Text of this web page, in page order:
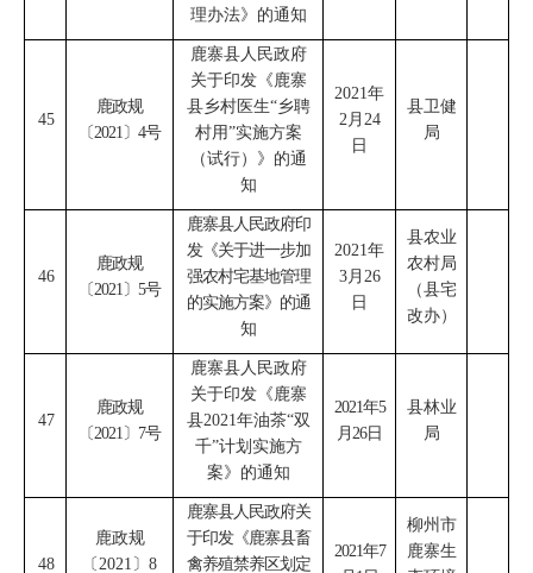
理办法》的通知
45
鹿政规
〔2021 〕 4号
鹿寨县人民政府
关于印发《鹿寨
县乡村医生“乡聘
村用”实施方案
（试行） 》的通
知
2021年
2月 24
日
县卫健
局
46
鹿政规
〔2021 〕 5号
鹿寨县人民政府印
发《关于进一步加
强农村宅基地管理
的实施方案》的通
知
2021年
3月 26
日
县农业
农村局
（县宅
改办）
47
鹿政规
〔2021 〕 7号
鹿寨县人民政府
关于印发《鹿寨
县2021年油茶“双
千”计划实施方
案》的通知
2021年5
月 26日
县林业
局
48
鹿政规
〔 2021 〕 8
鹿寨县人民政府关
于印发《鹿寨县畜
禽养殖禁养区划定
2021年7
柳州市
鹿寨生